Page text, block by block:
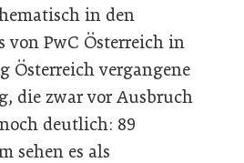
in den
von PwC Österreich in
Österreich vergangene
die zwar vor Ausbruch
deutlich: 89
sehen es als